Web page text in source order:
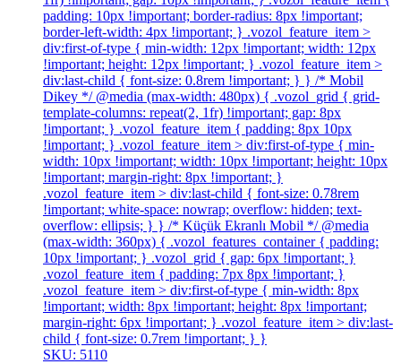
padding: 10px !important; border-radius: 8px !important;
border-left-width: 4px !important; } .vozol_feature_item >
div:first-of-type { min-width: 12px !important; width: 12px
!important; height: 12px !important; } .vozol_feature_item >
div:last-child { font-size: 0.8rem !important; } } /* Mobil
Dikey */ @media (max-width: 480px) { .vozol_grid { grid-
template-columns: repeat(2, 1fr) !important; gap: 8px
!important; } .vozol_feature_item { padding: 8px 10px
!important; } .vozol_feature_item > div:first-of-type { min-
width: 10px !important; width: 10px !important; height: 10px
!important; margin-right: 8px !important; }
.vozol_feature_item > div:last-child { font-size: 0.78rem
!important; white-space: nowrap; overflow: hidden; text-
overflow: ellipsis; } } /* Küçük Ekranlı Mobil */ @media
(max-width: 360px) { .vozol_features_container { padding:
10px !important; } .vozol_grid { gap: 6px !important; }
.vozol_feature_item { padding: 7px 8px !important; }
.vozol_feature_item > div:first-of-type { min-width: 8px
!important; width: 8px !important; height: 8px !important;
margin-right: 6px !important; } .vozol_feature_item > div:last-
child { font-size: 0.7rem !important; } }
SKU: 5110